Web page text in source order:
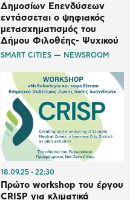
Δημοσίων Επενδύσεων
εντάσσεται ο ψηφιακός
μετασχηματισμός του
Δήμου Φιλοθέης- Ψυχικού
SMART CITIES — NEWSROOM
18.09.25 22:30
Πρώτο workshop του έργου
CRISP για κλιματικά